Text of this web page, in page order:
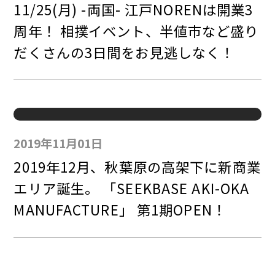
11/25(月) -両国- 江戸NORENは開業3
周年！ 相撲イベント、半値市など盛り
だくさんの3日間をお見逃しなく！
2019年11月01日
2019年12月、秋葉原の高架下に新商業
エリア誕生。 「SEEKBASE AKI-OKA
MANUFACTURE」 第1期OPEN！